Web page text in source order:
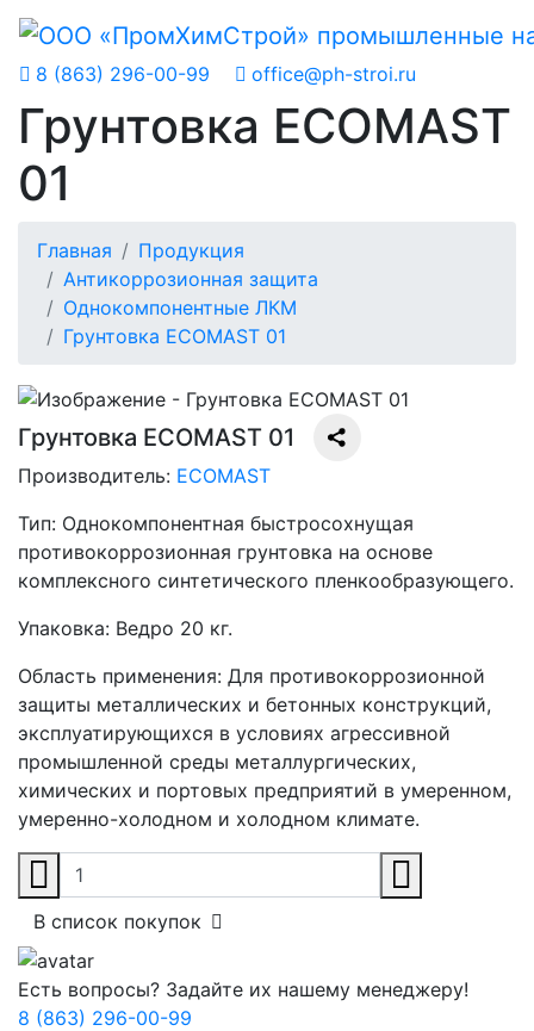
8 (863) 296-00-99 office@ph-stroi.ru
Грунтовка ECOMAST
01
Главная
Продукция
Антикоррозионная защита
Однокомпонентные ЛКМ
Грунтовка ECOMAST 01
Грунтовка ECOMAST 01
Производитель: ECOMAST
Тип: Однокомпонентная быстросохнущая
противокоррозионная грунтовка на основе
комплексного синтетического пленкообразующего.
Упаковка: Ведро 20 кг.
Область применения: Для противокоррозионной
защиты металлических и бетонных конструкций,
эксплуатирующихся в условиях агрессивной
промышленной среды металлургических,
химических и портовых предприятий в умеренном,
умеренно-холодном и холодном климате.
В список покупок
Есть вопросы? Задайте их нашему менеджеру!
8 (863) 296-00-99